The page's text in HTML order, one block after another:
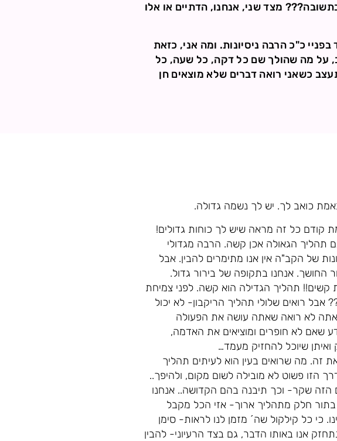
מצד שני, אנחנו, הדתיים או אלו
כ"כ הרבה ניסיונות. ומה אני, כזאת
על מה שהולך שם כל דקה, כל שעה, כל
כשאני רואה דברים שלא מוצאים חן
כואב לך. יש לך נשמה גדולה.
קודם כל זה מראה שיש לך כוחות גדולים!
תהליך הגאולה אכן קשה. הרבה מגדולי
של הקב"ה אין אנו מתימרים להבין. אבל
החושך. אנחנו בתקופה של בירור גדול.
קשים!! תהליך הגדילה הוא קשה. לפני צמיחת
רואים שלולי תהליך הריקבון- לא יכול
אתה לא רואה שאתה עושה את הפעולה
שאם לא חופרים ומוציאים את האדמה,
שיוכל להחזיק מעמד…
זה. מה שרואים בעין הוא לעיתים תהליך
הזו פשוט לא מובילה לשום מקום, ולהיפך..
הזה שקר- וכך תיבנה בהם הקדושה.. אנחנו
חלק מתהליך ארוך- אזי הכל מקבל
כל קילקול שה´ מזמן לנו לראות- סימן
אנו באותו הדבר, גם בצד הרעיוני- להבין